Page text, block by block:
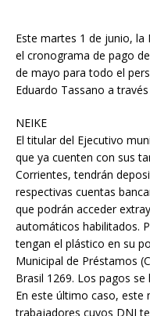
Este martes 1 de junio, la
el cronograma de pago
de mayo para todo el
Eduardo Tassano a
NEIKE
El titular del Ejecutivo
que ya cuenten con sus
Corrientes, tendrán
respectivas cuentas
que podrán acceder
automáticos habilitados.
tengan el plástico en su
Municipal de Préstamos
Brasil 1269. Los pagos
En este último caso, este
trabajadores cuyos DNI